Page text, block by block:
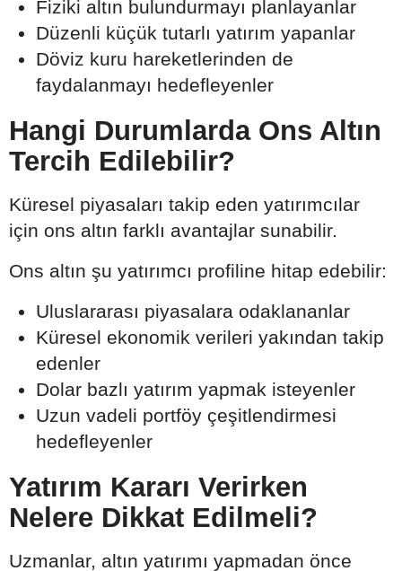
Fiziki altın bulundurmayı planlayanlar
Düzenli küçük tutarlı yatırım yapanlar
Döviz kuru hareketlerinden de
faydalanmayı hedefleyenler
Hangi Durumlarda Ons Altın
Tercih Edilebilir?
Küresel piyasaları takip eden yatırımcılar
için ons altın farklı avantajlar sunabilir.
Ons altın şu yatırımcı profiline hitap edebilir:
Uluslararası piyasalara odaklananlar
Küresel ekonomik verileri yakından takip
edenler
Dolar bazlı yatırım yapmak isteyenler
Uzun vadeli portföy çeşitlendirmesi
hedefleyenler
Yatırım Kararı Verirken
Nelere Dikkat Edilmeli?
Uzmanlar, altın yatırımı yapmadan önce